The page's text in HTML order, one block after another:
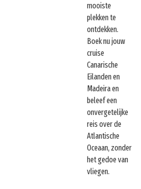
mooiste
plekken te
ontdekken.
Boek nu jouw
cruise
Canarische
Eilanden en
Madeira en
beleef een
onvergetelijke
reis over de
Atlantische
Oceaan, zonder
het gedoe van
vliegen.